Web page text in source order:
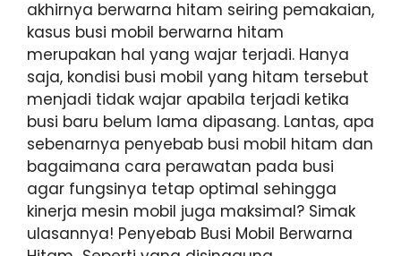
akhirnya berwarna hitam seiring pemakaian,
kasus busi mobil berwarna hitam
merupakan hal yang wajar terjadi. Hanya
saja, kondisi busi mobil yang hitam tersebut
menjadi tidak wajar apabila terjadi ketika
busi baru belum lama dipasang. Lantas, apa
sebenarnya penyebab busi mobil hitam dan
bagaimana cara perawatan pada busi
agar fungsinya tetap optimal sehingga
kinerja mesin mobil juga maksimal? Simak
ulasannya! Penyebab Busi Mobil Berwarna